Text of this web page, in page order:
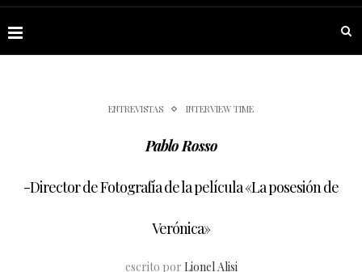
ENTREVISTAS INTERVIEW TIME
Pablo Rosso
-Director de Fotografía de la película «La posesión de
Verónica»
escrito por Lionel Alisi